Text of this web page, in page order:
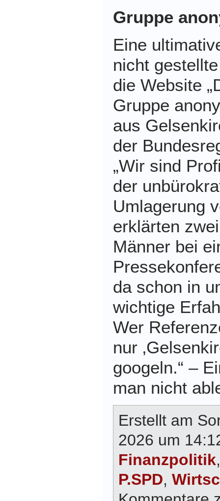
Gruppe
Eine
nicht
die Website
Gruppe
aus
der
„Wir sind
der
Umlagerung
erklärten
Männer bei
da schon in
wichtige
Wer
nur
googeln.“ –
man nicht
Erstellt am
2026 um
Finanzpolitik
P.SPD,